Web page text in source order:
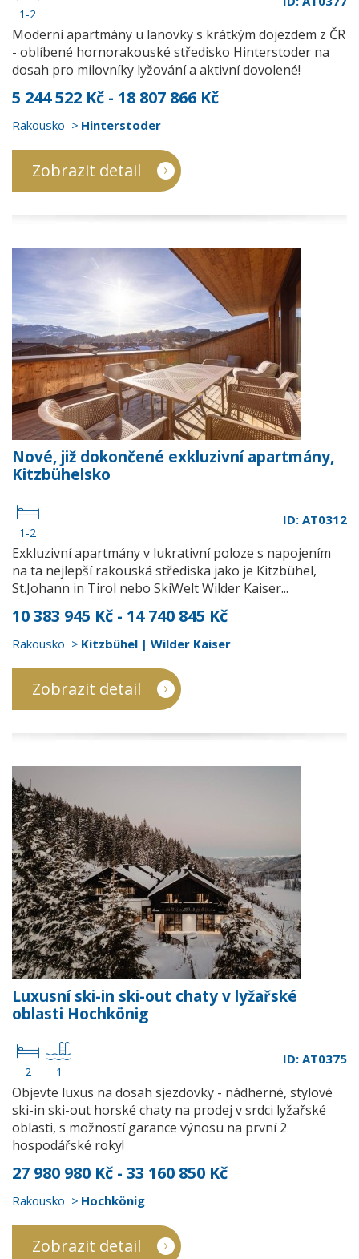
1-2
Moderní apartmány u lanovky s krátkým dojezdem z ČR
- oblíbené hornorakouské středisko Hinterstoder na
dosah pro milovníky lyžování a aktivní dovolené!
5 244 522 Kč - 18 807 866 Kč
Rakousko Hinterstoder
Zobrazit detail
Nové, již dokončené exkluzivní apartmány,
Kitzbühelsko
1-2
ID: AT0312
Exkluzivní apartmány v lukrativní poloze s napojením
na ta nejlepší rakouská střediska jako je Kitzbühel,
St.Johann in Tirol nebo SkiWelt Wilder Kaiser...
10 383 945 Kč - 14 740 845 Kč
Rakousko Kitzbühel | Wilder Kaiser
Zobrazit detail
Luxusní ski-in ski-out chaty v lyžařské
oblasti Hochkönig
2 1
ID: AT0375
Objevte luxus na dosah sjezdovky - nádherné, stylové
ski-in ski-out horské chaty na prodej v srdci lyžařské
oblasti, s možností garance výnosu na první 2
hospodářské roky!
27 980 980 Kč - 33 160 850 Kč
Rakousko Hochkönig
Zobrazit detail